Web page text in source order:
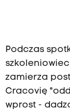
Podczas
szkoleniowiec
zamierza
Cracovię
wprost -